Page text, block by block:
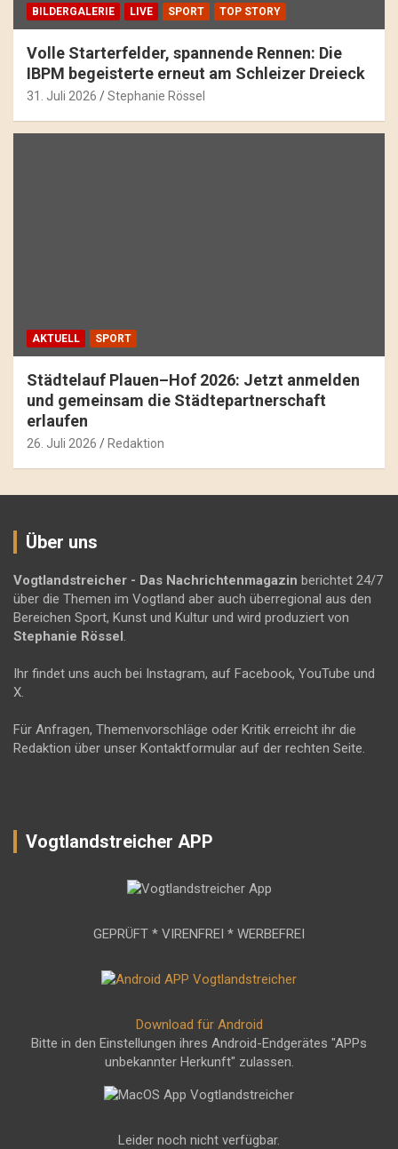
BILDERGALERIE LIVE SPORT TOP STORY
Volle Starterfelder, spannende Rennen: Die
IBPM begeisterte erneut am Schleizer Dreieck
31. Juli 2026 Stephanie Rössel
AKTUELL SPORT
Städtelauf Plauen–Hof 2026: Jetzt anmelden
und gemeinsam die Städtepartnerschaft
erlaufen
26. Juli 2026 Redaktion
Über uns
Vogtlandstreicher - Das Nachrichtenmagazin berichtet 24/7
über die Themen im Vogtland aber auch überregional aus den
Bereichen Sport, Kunst und Kultur und wird produziert von
Stephanie Rössel.
Ihr findet uns auch bei Instagram, auf Facebook, YouTube und
X.
Für Anfragen, Themenvorschläge oder Kritik erreicht ihr die
Redaktion über unser Kontaktformular auf der rechten Seite.
Vogtlandstreicher APP
GEPRÜFT * VIRENFREI * WERBEFREI
Download für Android
Bitte in den Einstellungen ihres Android-Endgerätes "APPs
unbekannter Herkunft" zulassen.
Leider noch nicht verfügbar.